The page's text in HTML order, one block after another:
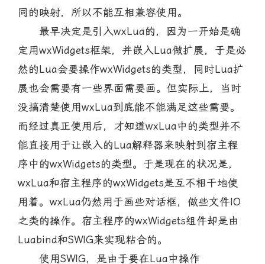
同的映射，所以不能互相兼容使用。
最早决定是引入wxLua的，因为一开始是确
定用wxWidgets框架，并嵌入Lua做扩展，于是必
然的Lua会要操作wxWidgets的类型，同时Lua扩
展也会需要有一些界面需要画。但实际上，当时
没搞清楚使用wxLua到底能不能满足这些需要。
而经过真正使用后，才知道wxLua中的类型并不
能直接用于让嵌入的Lua解释器来映射到宿主程
序中的wxWidgets的类型。于是现在的状况是，
wxLua和宿主程序的wxWidgets是互不相干地使
用着。wxLua仍然用于画些对话框，做些文件IO
之类的操作。宿主程序的wxWidgets组件却是由
Luabind和SWIG来实现粘合的。
使用SWIG，是由于要在Lua中操作